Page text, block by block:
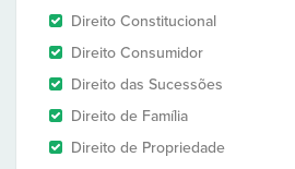
Direito Constitucional
Direito Consumidor
Direito das Sucessões
Direito de Família
Direito de Propriedade